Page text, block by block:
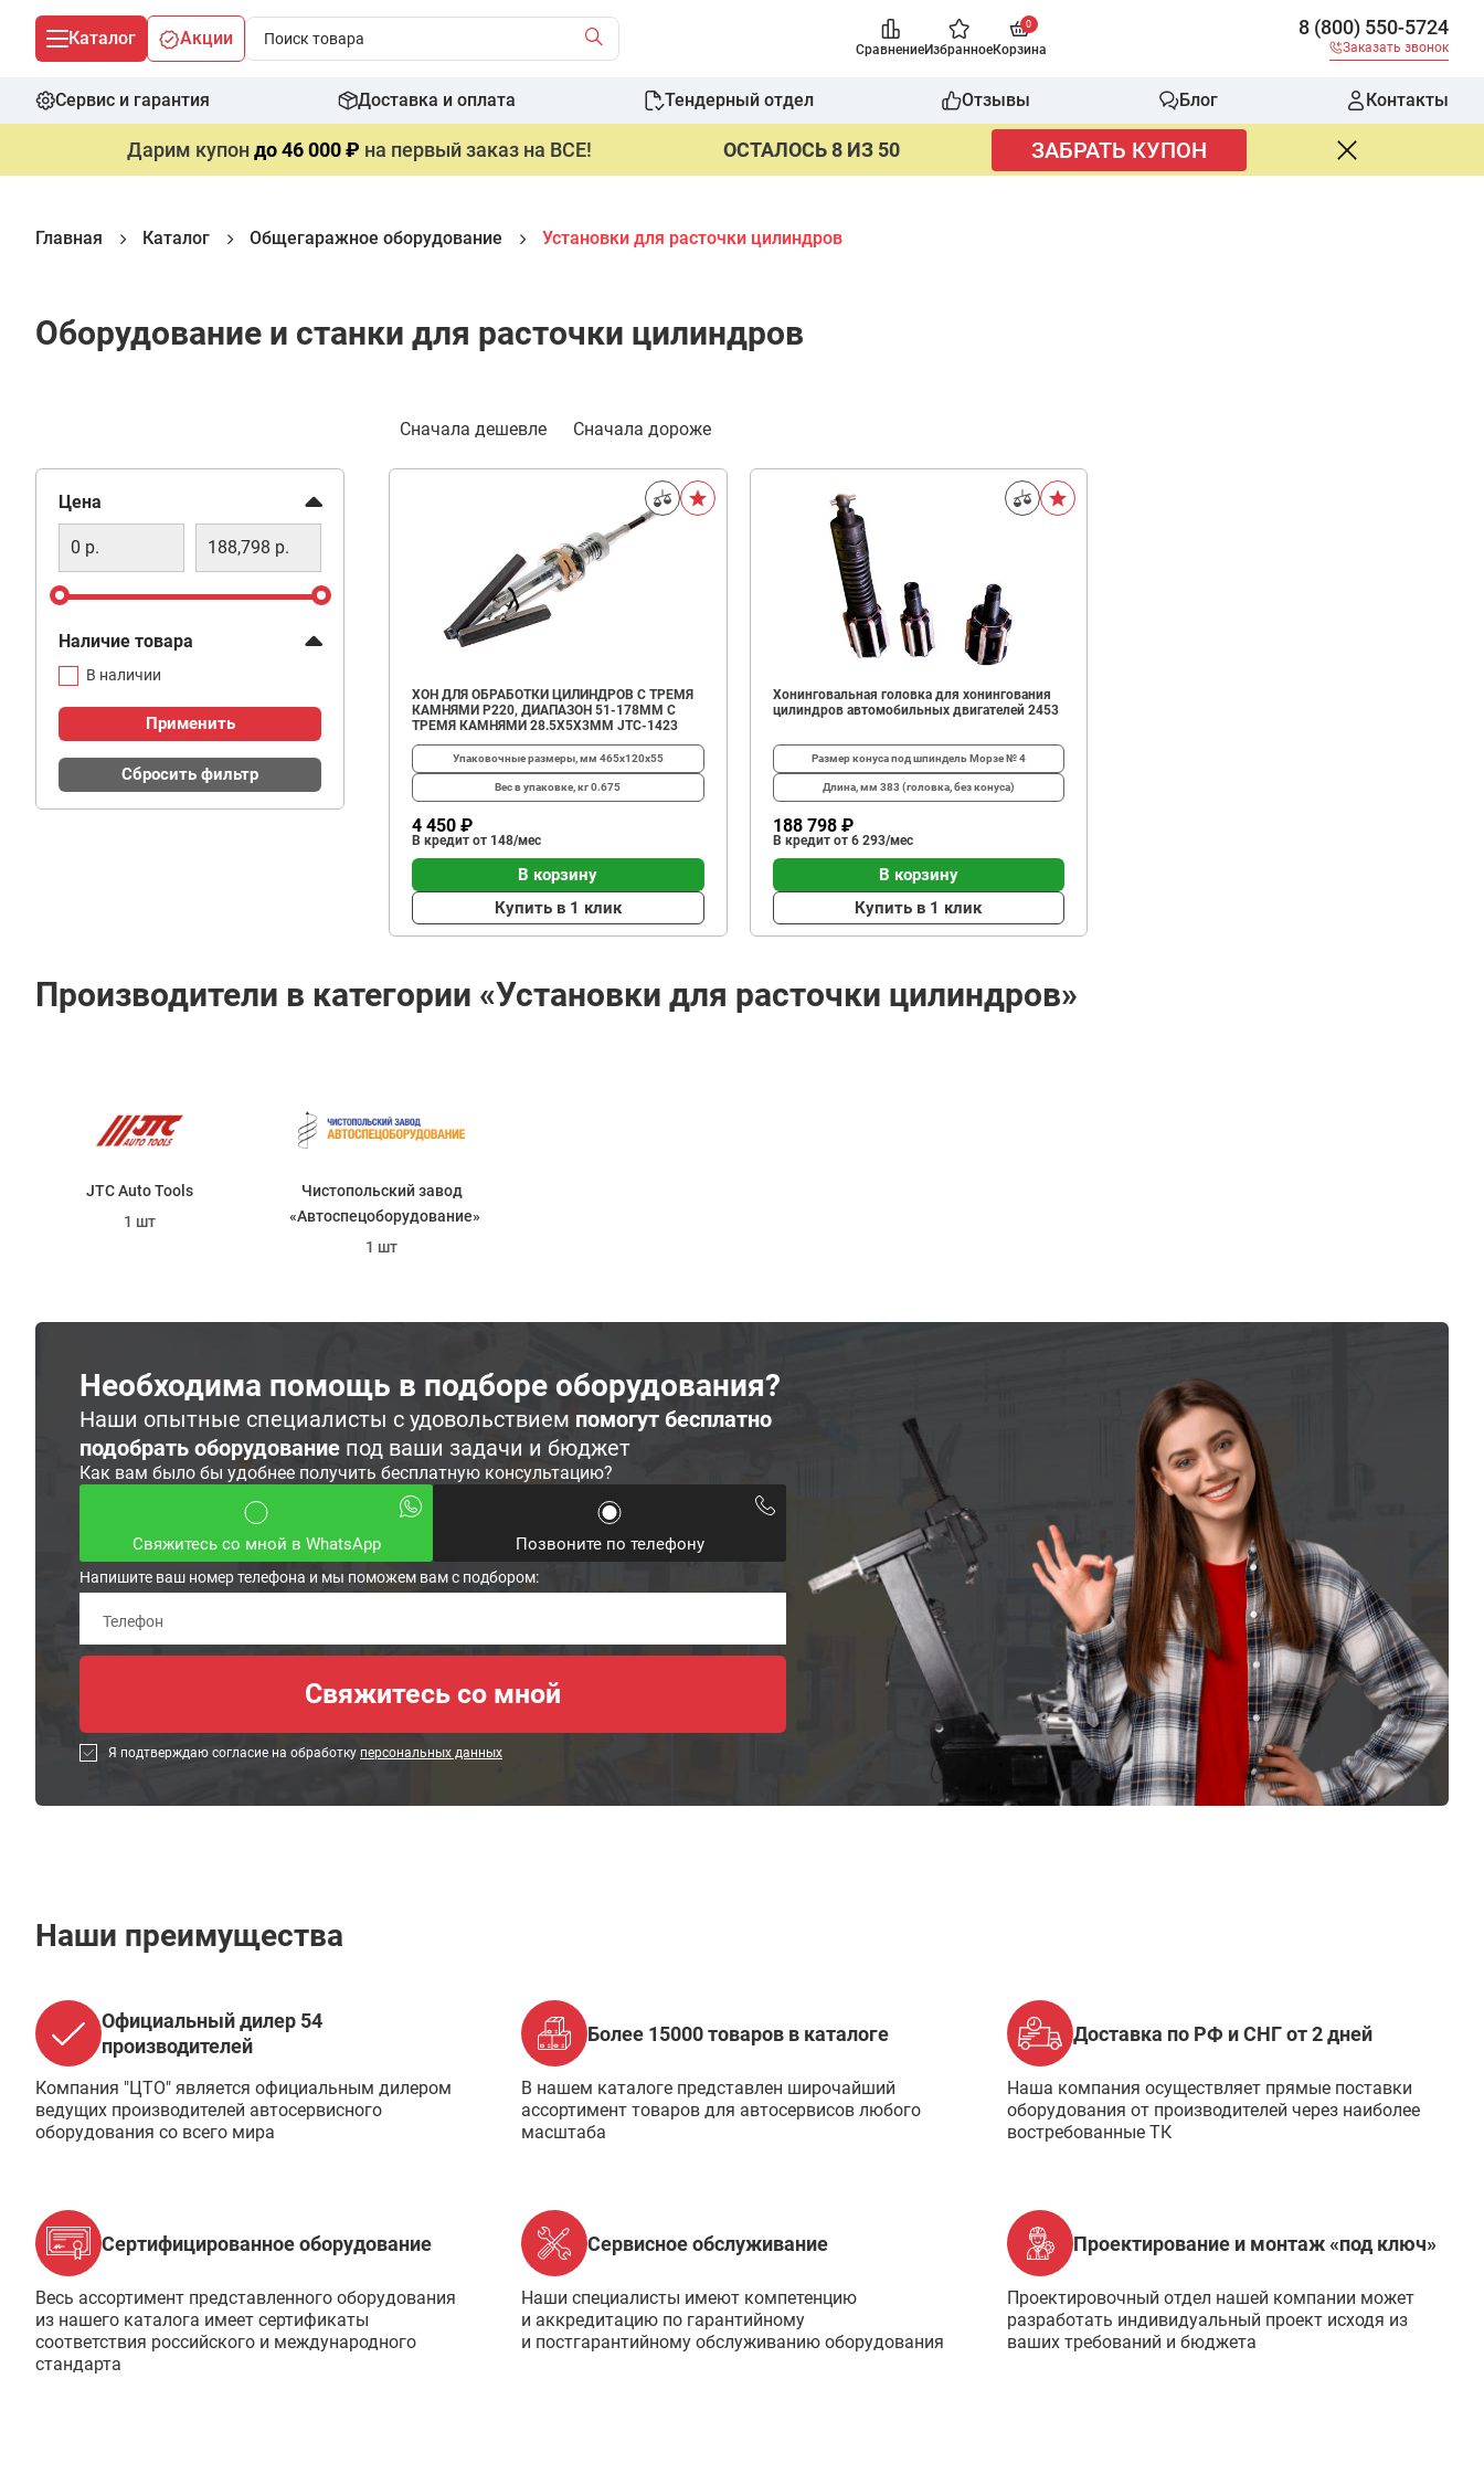
Каталог Акции
СравнениеИзбранное
0
Корзина
8 (800) 550-5724
Заказать звонок
Сервис и гарантия Доставка и оплата Тендерный отдел Отзывы Блог Контакты
Дарим купондо 46 000 ₽ на первый заказ на ВСЕ! ОСТАЛОСЬ 8 ИЗ 50 ЗАБРАТЬ КУПОН
Главная Каталог Общегаражное оборудование Установки для расточки цилиндров
Оборудование и станки для расточки цилиндров
Фильтр
Цена
Наличие товара
В наличии
Применить
Сбросить фильтр
Сначала дешевле Сначала дороже
Фильтр
ХОН ДЛЯ ОБРАБОТКИ ЦИЛИНДРОВ С ТРЕМЯ
КАМНЯМИ P220, ДИАПАЗОН 51-178ММ С
ТРЕМЯ КАМНЯМИ 28.5X5X3ММ JTC-1423
Упаковочные размеры, мм 465х120х55
Вес в упаковке, кг0.675
4 450 ₽
В кредит от 148/мес
В корзину
Купить в 1 клик
Хонинговальная головка для хонингования
цилиндров автомобильных двигателей 2453
Размер конуса под шпиндельМорзе № 4
Длина, мм 383 (головка, без конуса)
188 798 ₽
В кредит от 6 293/мес
В корзину
Купить в 1 клик
Производители в категории «Установки для расточки цилиндров»
JTC Auto Tools
1 шт
Чистопольский завод
«Автоспецоборудование»
1 шт
Необходима помощь в подборе оборудования?
Наши опытные специалисты с удовольствием помогут бесплатно
подобрать оборудование под ваши задачи и бюджет
Как вам было бы удобнее получить бесплатную консультацию?
Свяжитесь со мной в WhatsApp Позвоните по телефону
Напишите ваш номер телефона и мы поможем вам с подбором:
Я подтверждаю согласие на обработку персональных данных
Наши преимущества
Официальный дилер 54
производителей
Компания "ЦТО" является официальным дилером
ведущих производителей автосервисного
оборудования со всего мира
Более 15000 товаров в каталоге
В нашем каталоге представлен широчайший
ассортимент товаров для автосервисов любого
масштаба
Доставка по РФ и СНГ от 2 дней
Наша компания осуществляет прямые поставки
оборудования от производителей через наиболее
востребованные ТК
Сертифицированное оборудование
Весь ассортимент представленного оборудования
из нашего каталога имеет сертификаты
соответствия российского и международного
стандарта
Сервисное обслуживание
Наши специалисты имеют компетенцию
и аккредитацию по гарантийному
и постгарантийному обслуживанию оборудования
Проектирование и монтаж «под ключ»
Проектировочный отдел нашей компании может
разработать индивидуальный проект исходя из
ваших требований и бюджета